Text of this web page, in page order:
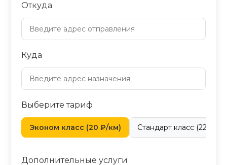
Откуда
Куда
Выберите тариф
Эконом класс (20 ₽/км) Стандарт класс (22 ₽/
Дополнительные услуги